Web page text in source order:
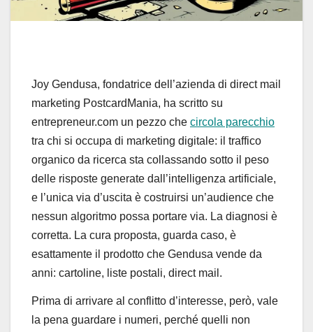
Joy Gendusa, fondatrice dell’azienda di direct mail
marketing PostcardMania, ha scritto su
entrepreneur.com un pezzo che circola parecchio
tra chi si occupa di marketing digitale: il traffico
organico da ricerca sta collassando sotto il peso
delle risposte generate dall’intelligenza artificiale,
e l’unica via d’uscita è costruirsi un’audience che
nessun algoritmo possa portare via. La diagnosi è
corretta. La cura proposta, guarda caso, è
esattamente il prodotto che Gendusa vende da
anni: cartoline, liste postali, direct mail.
Prima di arrivare al conflitto d’interesse, però, vale
la pena guardare i numeri, perché quelli non